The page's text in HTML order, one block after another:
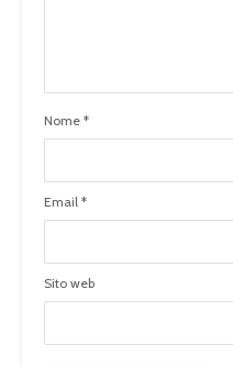
Nome *
Email *
Sito web